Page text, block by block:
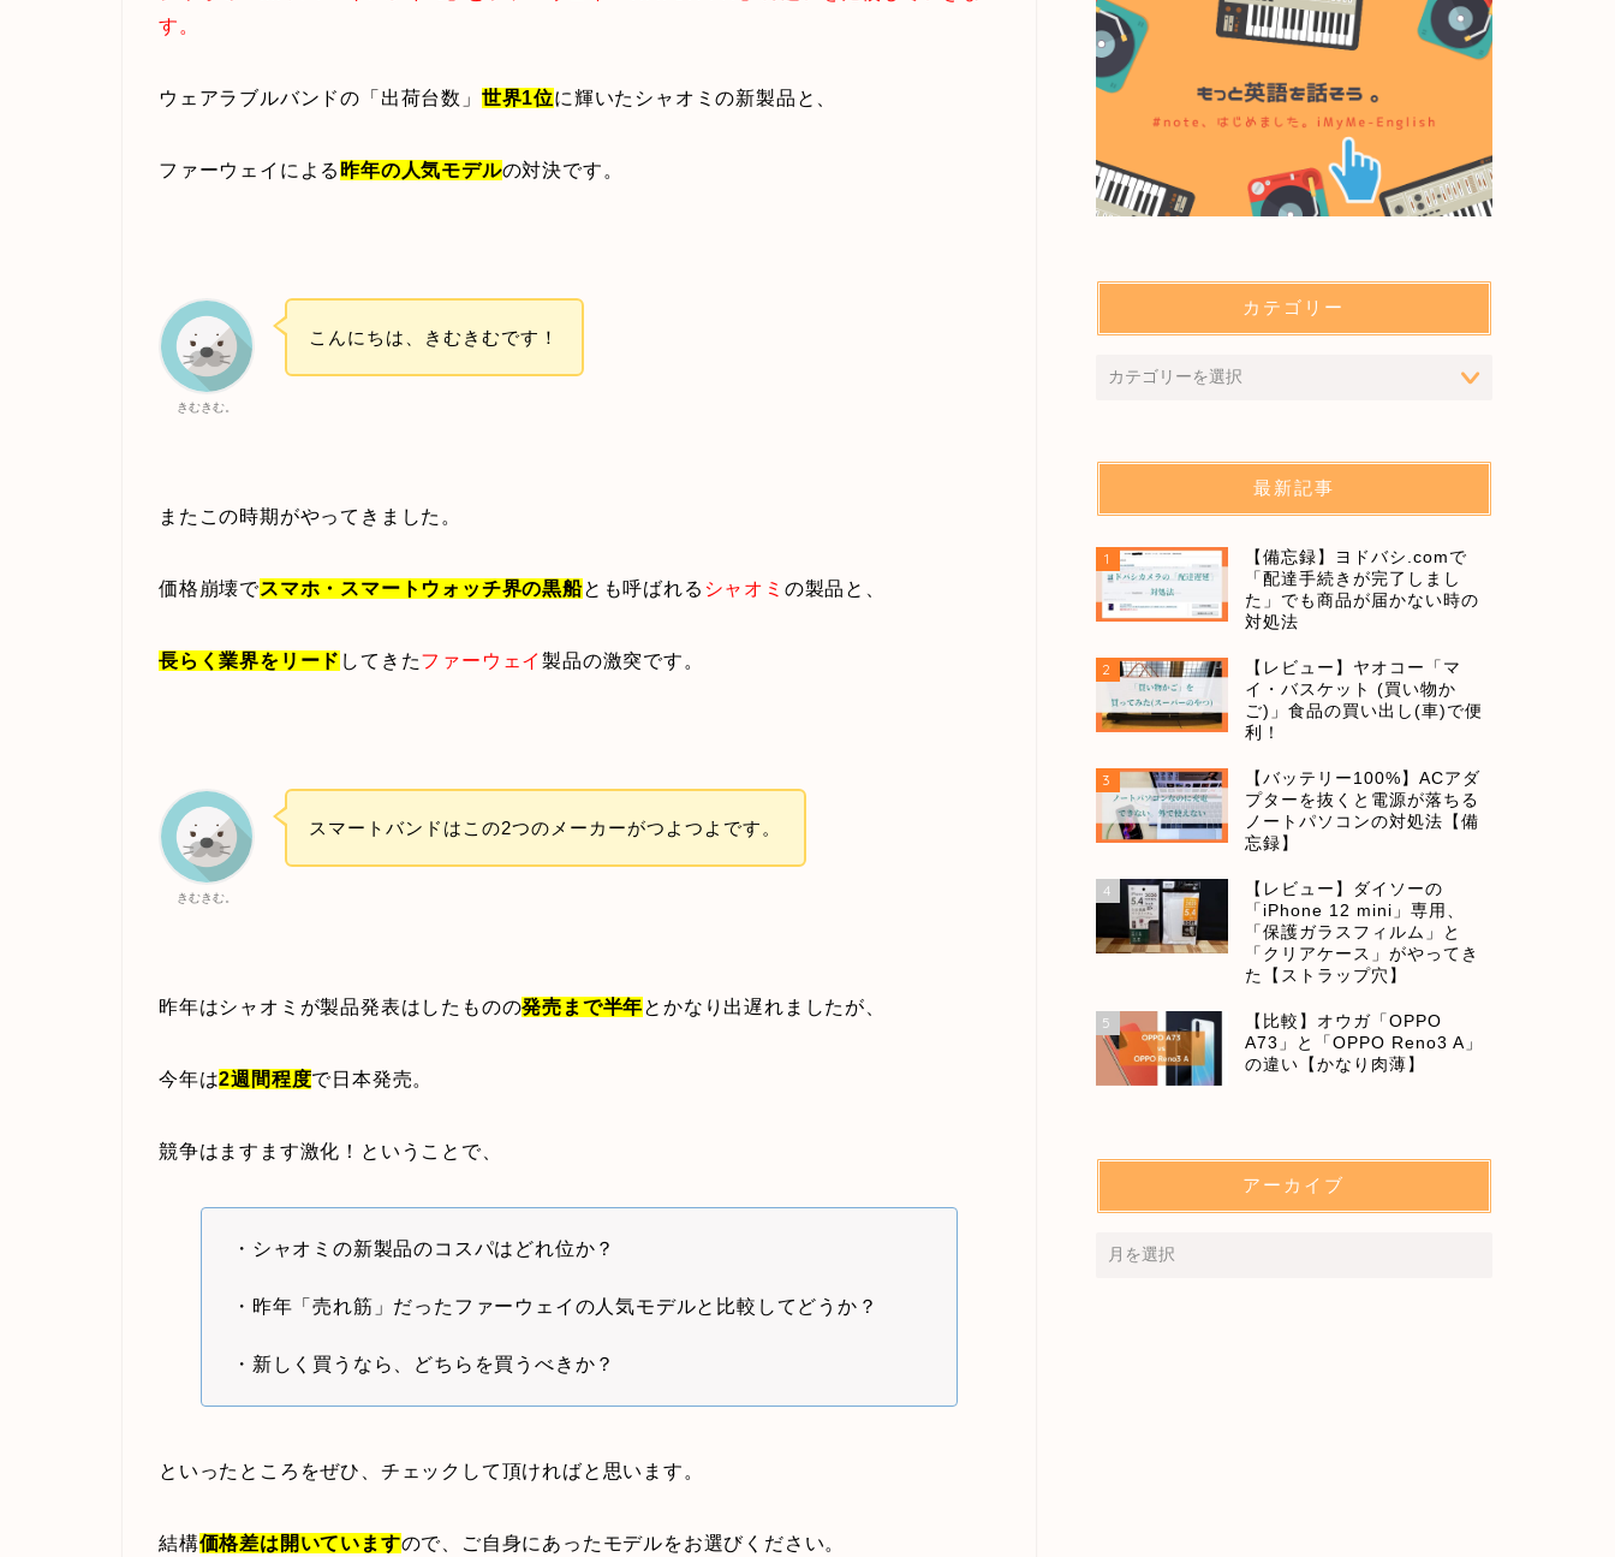
す。
ウェアラブルバンドの「出荷台数」 世界1位に輝いたシャオミの新製品と、
ファーウェイによる 昨年の人気モデルの対決です。
きむきむ。
こんにちは、きむきむです！
またこの時期がやってきました。
価格崩壊でスマホ・スマートウォッチ界の黒船とも呼ばれる シャオミ の製品と、
長らく業界をリード してきたファーウェイ製品の激突です。
きむきむ。
スマートバンドはこの2つのメーカーがつよつよです。
昨年はシャオミが製品発表はしたものの発売まで半年とかなり出遅れましたが、
今年は2週間程度で日本発売。
競争はますます激化！ということで、
・シャオミの新製品のコスパはどれ位か？
・昨年「売れ筋」だったファーウェイの人気モデルと比較してどうか？
・新しく買うなら、どちらを買うべきか？
といったところをぜひ、チェックして頂ければと思います。
結構価格差は開いていますので、ご自身にあったモデルをお選びください。
カテゴリー
最新記事
1
【備忘録】ヨドバシ.comで
「配達手続きが完了しまし
た」でも商品が届かない時の
対処法
2
【レビュー】ヤオコー「マ
イ・バスケット (買い物か
ご)」食品の買い出し(車)で便
利！
3
【バッテリー100%】ACアダ
プターを抜くと電源が落ちる
ノートパソコンの対処法【備
忘録】
4
【レビュー】ダイソーの
「iPhone 12 mini」専用、
「保護ガラスフィルム」と
「クリアケース」がやってき
た【ストラップ穴】
5
【比較】オウガ「OPPO
A73」と「OPPO Reno3 A」
の違い【かなり肉薄】
アーカイブ